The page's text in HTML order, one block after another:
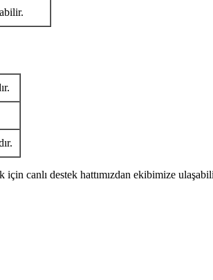
canlı destek hattımızdan ekibimize